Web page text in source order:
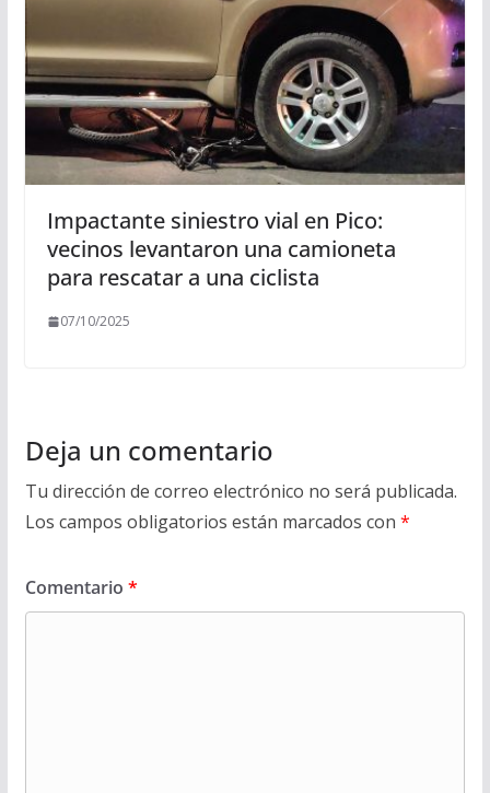
Impactante siniestro vial en Pico:
vecinos levantaron una camioneta
para rescatar a una ciclista
07/10/2025
Deja un comentario
Tu dirección de correo electrónico no será publicada.
Los campos obligatorios están marcados con *
Comentario *